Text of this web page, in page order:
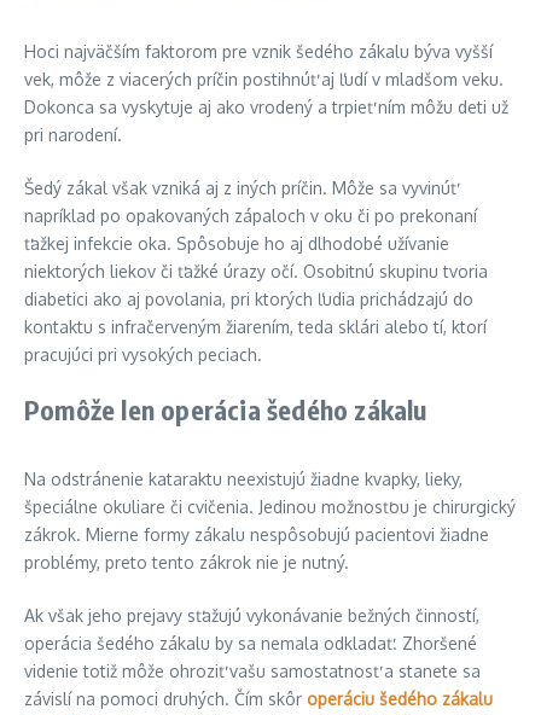
Hoci najväčším faktorom pre vznik šedého zákalu býva vyšší
vek, môže z viacerých príčin postihnúť aj ľudí v mladšom veku.
Dokonca sa vyskytuje aj ako vrodený a trpieť ním môžu deti už
pri narodení.
Šedý zákal však vzniká aj z iných príčin. Môže sa vyvinúť
napríklad po opakovaných zápaloch v oku či po prekonaní
ťažkej infekcie oka. Spôsobuje ho aj dlhodobé užívanie
niektorých liekov či ťažké úrazy očí. Osobitnú skupinu tvoria
diabetici ako aj povolania, pri ktorých ľudia prichádzajú do
kontaktu s infračerveným žiarením, teda sklári alebo tí, ktorí
pracujúci pri vysokých peciach.
Pomôže len operácia šedého zákalu
Na odstránenie kataraktu neexistujú žiadne kvapky, lieky,
špeciálne okuliare či cvičenia. Jedinou možnosťou je chirurgický
zákrok. Mierne formy zákalu nespôsobujú pacientovi žiadne
problémy, preto tento zákrok nie je nutný.
Ak však jeho prejavy sťažujú vykonávanie bežných činností,
operácia šedého zákalu by sa nemala odkladať. Zhoršené
videnie totiž môže ohroziť vašu samostatnosť a stanete sa
závislí na pomoci druhých. Čím skôr operáciu šedého zákalu